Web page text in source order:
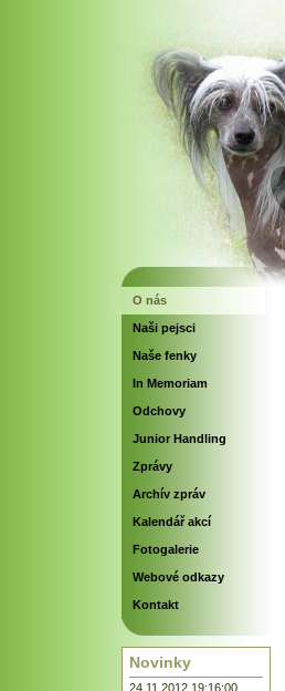
O nás
Naši pejsci
Naše fenky
In Memoriam
Odchovy
Junior Handling
Zprávy
Archív zpráv
Kalendář akcí
Fotogalerie
Webové odkazy
Kontakt
Novinky
24.11.2012 19:16:00